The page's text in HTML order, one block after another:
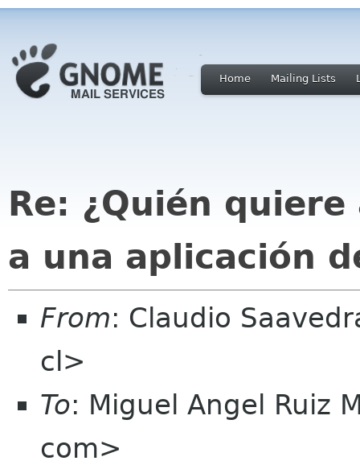
Home Mailing Lists
Re: ¿Quién
a una aplicación
From: Claudio
cl>
To: Miguel Angel Ruiz
com>